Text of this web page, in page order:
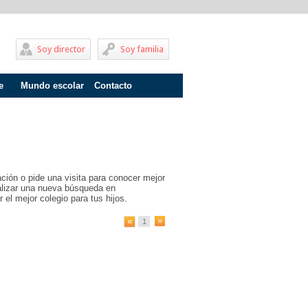
Soy familia
Soy director
Mundo escolar
Fracaso escolar
Acoso escolar
Contacto
o pide una visita para conocer mejor
una nueva búsqueda en
el mejor colegio para tus hijos.
1